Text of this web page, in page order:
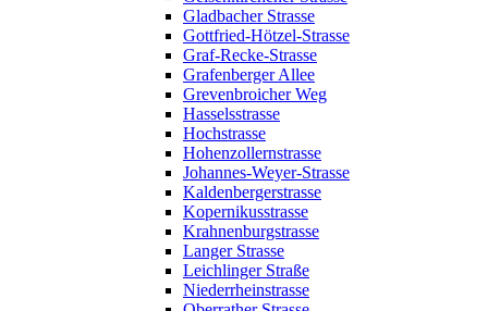
Gladbacher Strasse
Gottfried-Hötzel-Strasse
Graf-Recke-Strasse
Grafenberger Allee
Grevenbroicher Weg
Hasselsstrasse
Hochstrasse
Hohenzollernstrasse
Johannes-Weyer-Strasse
Kaldenbergerstrasse
Kopernikusstrasse
Krahnenburgstrasse
Langer Strasse
Leichlinger Straße
Niederrheinstrasse